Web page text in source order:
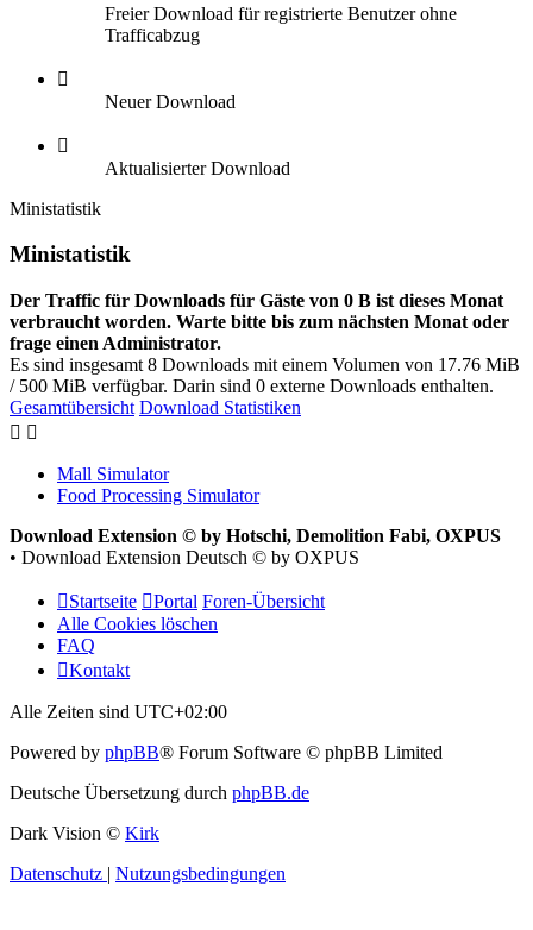
Freier Download für registrierte Benutzer ohne
Trafficabzug
Neuer Download
Aktualisierter Download
Ministatistik
Ministatistik
Der Traffic für Downloads für Gäste von 0 B ist dieses Monat
verbraucht worden. Warte bitte bis zum nächsten Monat oder
frage einen Administrator.
Es sind insgesamt 8 Downloads mit einem Volumen von 17.76 MiB
/ 500 MiB verfügbar. Darin sind 0 externe Downloads enthalten.
Gesamtübersicht Download Statistiken
Mall Simulator
Food Processing Simulator
Download Extension © by Hotschi, Demolition Fabi, OXPUS
• Download Extension Deutsch © by OXPUS
Startseite Portal Foren-Übersicht
Alle Cookies löschen
FAQ
Kontakt
Alle Zeiten sind UTC+02:00
Powered by phpBB® Forum Software © phpBB Limited
Deutsche Übersetzung durch phpBB.de
Dark Vision © Kirk
Datenschutz | Nutzungsbedingungen